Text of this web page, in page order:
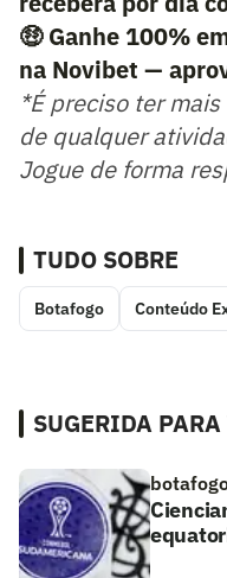
🤑Ganhe 100%
na Novibet —
*É preciso ter
de qualquer
Jogue de forma
TUDO SOBRE
Botafogo Conteúdo
SUGERIDA PARA